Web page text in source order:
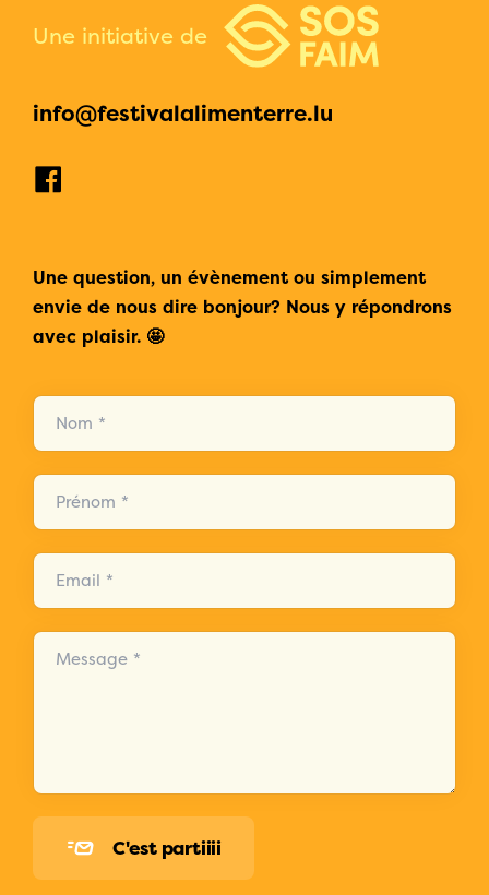
Une initiative de
info@festivalalimenterre.lu
Une question, un évènement ou simplement
envie de nous dire bonjour? Nous y répondrons
avec plaisir. 🤩
Nom *
Prénom *
Email *
Message *
C'est partiiii